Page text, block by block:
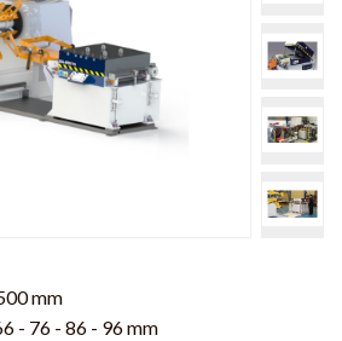
mm
- 76 - 86 - 96 mm